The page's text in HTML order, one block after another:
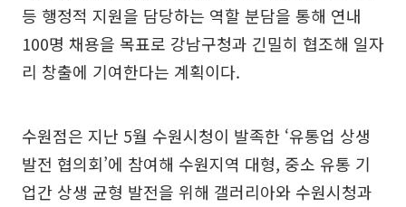
등 행정적 지원을 담당하는 역할 분담을 통해 연내
100명 채용을 목표로 강남구청과 긴밀히 협조해 일자
리 창출에 기여한다는 계획이다.
수원점은 지난 5월 수원시청이 발족한 ‘유통업 상생
발전 협의회’에 참여해 수원지역 대형, 중소 유통 기
업간 상생 균형 발전을 위해 갤러리아와 수원시청과